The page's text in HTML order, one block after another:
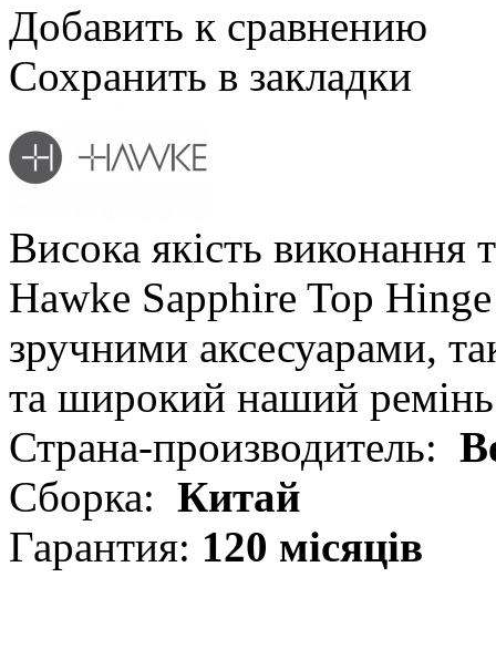
Добавить к сравнению
Сохранить в закладки
Висока якість виконання
Hawke Sapphire Top
зручними аксесуарами,
та широкий наший
Страна-производитель:
Сборка: Китай
Гарантия: 120 місяців